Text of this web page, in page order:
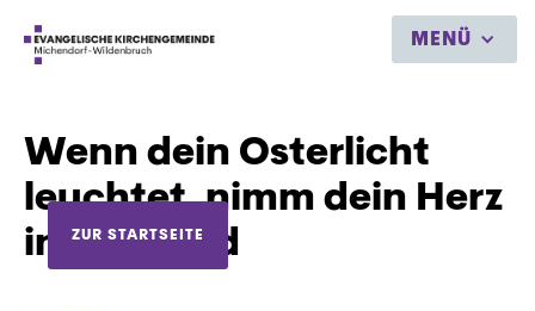
MENÜ
ZUR STARTSEITE
Wenn dein Osterlicht
leuchtet, nimm dein Herz
in die Hand